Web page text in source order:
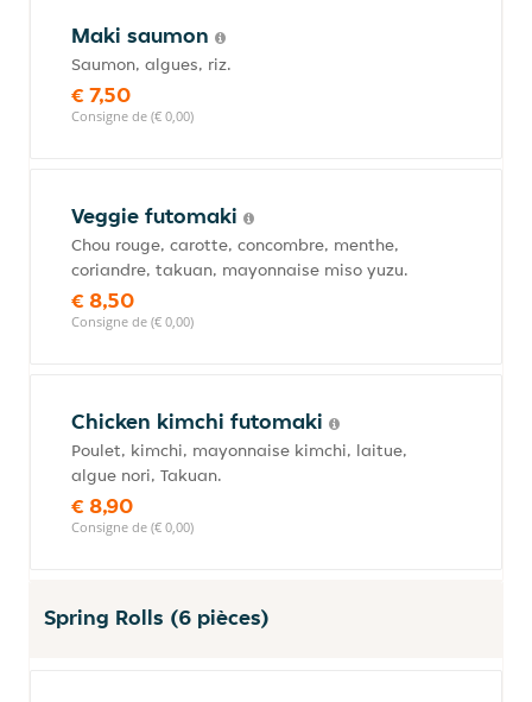
Maki saumon
Saumon, algues, riz.
€ 7,50
Consigne de (€ 0,00)
Veggie futomaki
Chou rouge, carotte, concombre, menthe,
coriandre, takuan, mayonnaise miso yuzu.
€ 8,50
Consigne de (€ 0,00)
Chicken kimchi futomaki
Poulet, kimchi, mayonnaise kimchi, laitue,
algue nori, Takuan.
€ 8,90
Consigne de (€ 0,00)
Spring Rolls (6 pièces)